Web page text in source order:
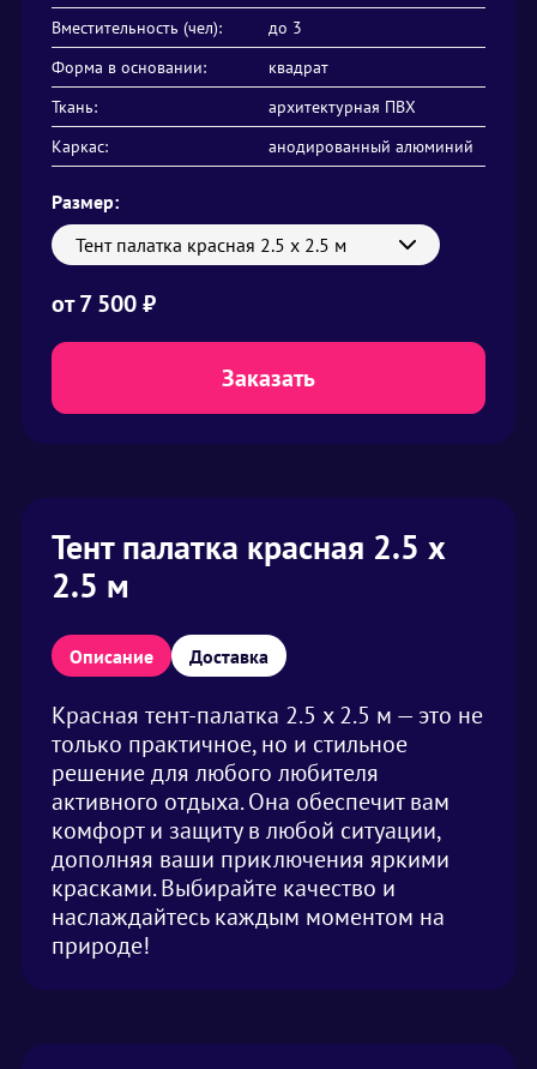
Вместительность (чел):
до 3
Форма в основании:
квадрат
Ткань:
архитектурная ПВХ
Каркас:
анодированный алюминий
Размер:
Тент палатка красная 2.5 х 2.5 м
от7 500 ₽
Заказать
Тент палатка красная 2.5 х
2.5 м
Описание Доставка
Красная тент-палатка 2.5 х 2.5 м — это не
только практичное, но и стильное
решение для любого любителя
активного отдыха. Она обеспечит вам
комфорт и защиту в любой ситуации,
дополняя ваши приключения яркими
красками. Выбирайте качество и
наслаждайтесь каждым моментом на
природе!